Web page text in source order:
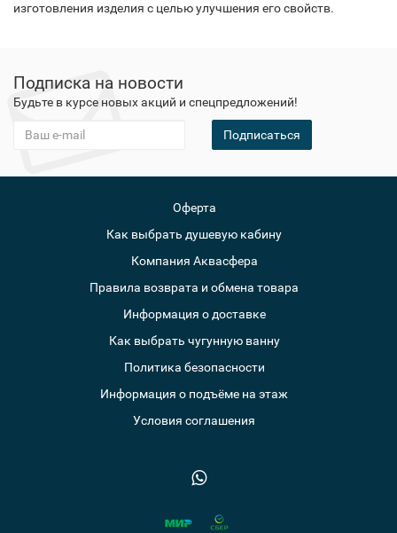
изготовления изделия с целью улучшения его свойств.
Подписка на новости
Будьте в курсе новых акций и спецпредложений!
Подписаться
Оферта
Как выбрать душевую кабину
Компания Аквасфера
Правила возврата и обмена товара
Информация о доставке
Как выбрать чугунную ванну
Политика безопасности
Информация о подъёме на этаж
Условия соглашения